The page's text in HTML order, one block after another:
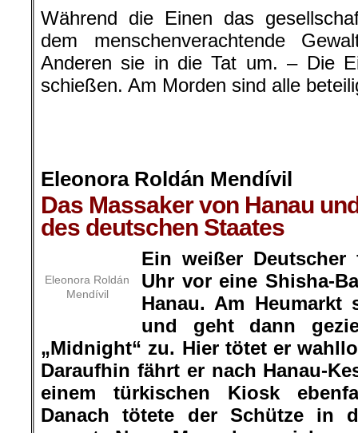
Während die Einen das
dem menschenverachtende
Anderen sie in die Tat um. – Die
schießen. Am Morden sind alle
Eleonora Roldán Mendívil
Das Massaker von Hanau
des deutschen Staates
Eleonora Roldán
Mendívil
Ein weißer
Uhr vor eine Shisha-
Hanau. Am
und geht dann
„Midnight“ zu. Hier tötet er
Daraufhin fährt er nach Hanau-
einem türkischen Kiosk
Danach tötete der Schütze in